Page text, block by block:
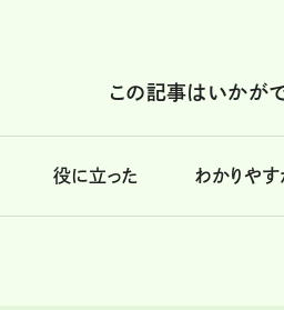
この記事はいかが
役に立った わかりやす